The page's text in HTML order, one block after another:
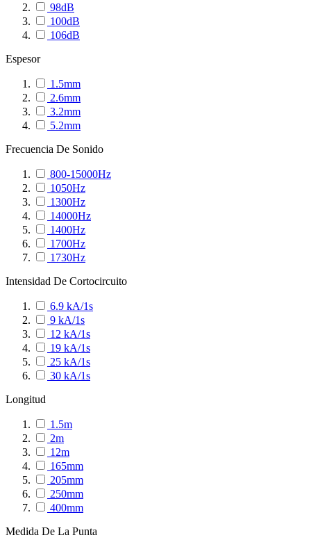
98dB
100dB
106dB
Espesor
1.5mm
2.6mm
3.2mm
5.2mm
Frecuencia De Sonido
800-15000Hz
1050Hz
1300Hz
14000Hz
1400Hz
1700Hz
1730Hz
Intensidad De Cortocircuito
6.9 kA/1s
9 kA/1s
12 kA/1s
19 kA/1s
25 kA/1s
30 kA/1s
Longitud
1.5m
2m
12m
165mm
205mm
250mm
400mm
Medida De La Punta